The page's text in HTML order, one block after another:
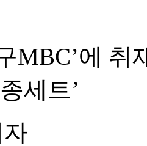
MBC’에
세트’